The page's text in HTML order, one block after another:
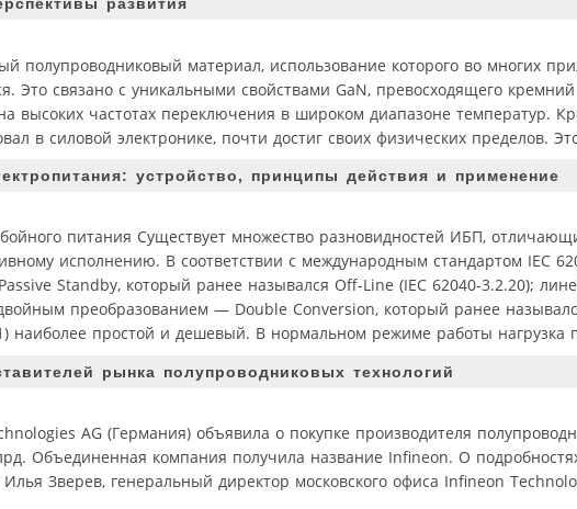
полупроводниковый материал, использование которого во многих
Это связано с уникальными свойствами GaN, превосходящего
высоких частотах переключения в широком диапазоне температур.
в силовой электронике, почти достиг своих физических пределов.
устройство, принципы действия и применение
питания Существует множество разновидностей ИБП,
исполнению. В соответствии с международным стандартом IEC
Standby, который ранее назывался Off-Line (IEC 62040-3.2.20);
преобразованием — Double Conversion, который ранее
наиболее простой и дешевый. В нормальном режиме работы нагрузка
рынка полупроводниковых технологий
AG (Германия) объявила о покупке производителя
Объединенная компания получила название Infineon. О
Зверев, генеральный директор московского офиса Infineon